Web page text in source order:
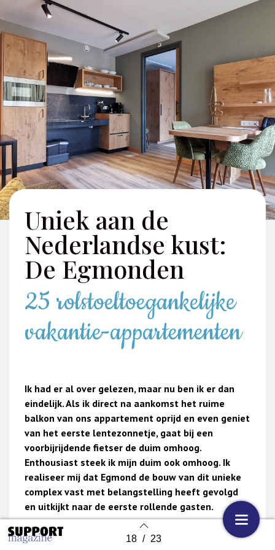
Back to index 18 / 23
Uniek aan de
Nederlandse kust:
De Egmonden
25 rolstoeltoegankelijke
vakantie-appartementen
Ik had er al over gelezen, maar nu ben ik er dan
eindelijk. Als ik direct na aankomst het ruime
balkon van ons appartement oprijd en even geniet
van het eerste lentezonnetje, gaat bij een
voorbijrijdende fietser de duim omhoog.
Enthousiast steek ik mijn duim ook omhoog. Ik
realiseer mij dat Egmond de bouw van dit unieke
complex vast met belangstelling heeft gevolgd
en uitkijkt naar de eerste rollende gasten.
Exclusief